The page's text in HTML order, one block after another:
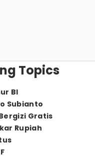
Topics
BI
Subianto
Gratis
Rupiah